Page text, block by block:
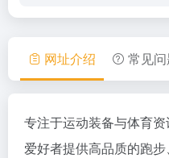
网址介绍 常见
专注于运动装备与体育
爱好者提供高品质的跑